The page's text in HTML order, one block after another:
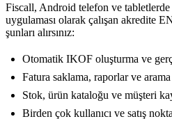
Fiscall, Android telefon ve
uygulaması olarak çalışan akredite
şunları alırsınız:
Otomatik IKOF oluşturma ve
Fatura saklama, raporlar ve arama
Stok, ürün kataloğu ve müşteri
Birden çok kullanıcı ve satış